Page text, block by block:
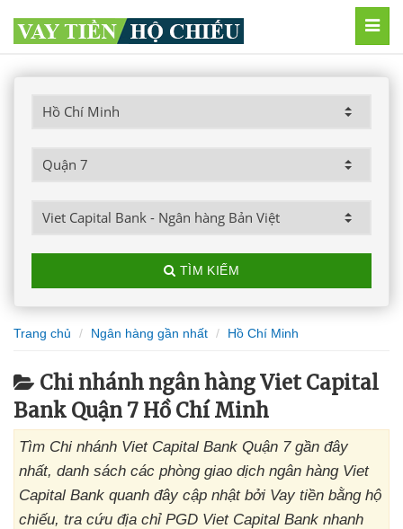
TÌM KIẾM
Trang chủ Ngân hàng gần nhất Hồ Chí Minh
Chi nhánh ngân hàng Viet Capital
Bank Quận 7 Hồ Chí Minh
Tìm Chi nhánh Viet Capital Bank Quận 7 gần đây
nhất, danh sách các phòng giao dịch ngân hàng Viet
Capital Bank quanh đây cập nhật bởi Vay tiền bằng hộ
chiếu, tra cứu địa chỉ PGD Viet Capital Bank nhanh